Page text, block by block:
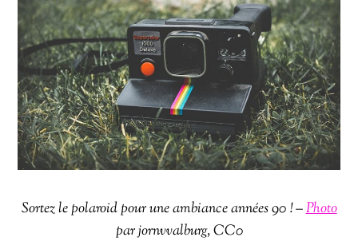
Sortez le polaroid pour une ambiance années 90 ! –Photo
par jornvvalburg, CC0